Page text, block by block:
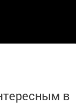
в